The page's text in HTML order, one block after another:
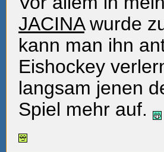
JACINAwurde
kann man ihn
Eishockey
langsam jenen
Spiel mehr auf.